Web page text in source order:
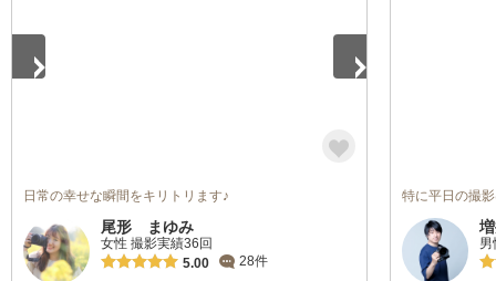
日常の幸せな瞬間をキリトリます♪
尾形 まゆみ
女性 撮影実績36回
5.00
28件
特に平日の撮